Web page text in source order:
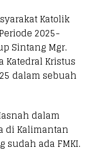
Katolik
2025-
Sintang Mgr.
Katedral Kristus
dalam sebuah
dalam
di Kalimantan
sudah ada FMKI.